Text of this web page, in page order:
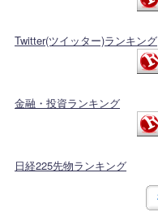
Twitter(ツイッター)ランキング
金融・投資ランキング
日経225先物ランキング